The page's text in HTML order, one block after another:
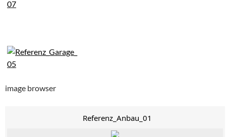
image browser
Referenz_Anbau_01